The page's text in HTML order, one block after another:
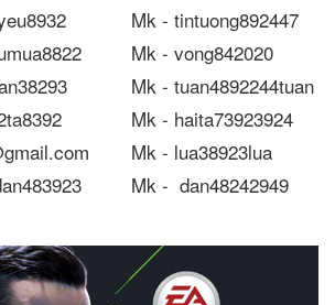
Mk - tintuong892447
Mk - vong842020
Mk - tuan4892244tuan
Mk - haita73923924
Mk - lua38923lua
Mk - dan48242949